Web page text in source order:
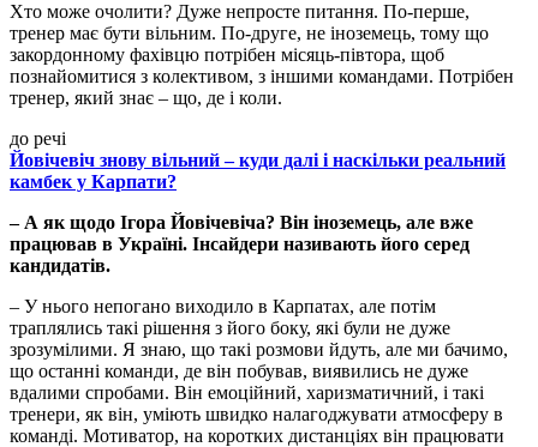
Хто може очолити? Дуже непросте питання. По-перше,
тренер має бути вільним. По-друге, не іноземець, тому що
закордонному фахівцю потрібен місяць-півтора, щоб
познайомитися з колективом, з іншими командами. Потрібен
тренер, який знає – що, де і коли.
до речі
Йовічевіч знову вільний – куди далі і наскільки реальний
камбек у Карпати?
– А як щодо Ігора Йовічевіча? Він іноземець, але вже
працював в Україні. Інсайдери називають його серед
кандидатів.
– У нього непогано виходило в Карпатах, але потім
траплялись такі рішення з його боку, які були не дуже
зрозумілими. Я знаю, що такі розмови йдуть, але ми бачимо,
що останні команди, де він побував, виявились не дуже
вдалими спробами. Він емоційний, харизматичний, і такі
тренери, як він, уміють швидко налагоджувати атмосферу в
команді. Мотиватор, на коротких дистанціях він працювати